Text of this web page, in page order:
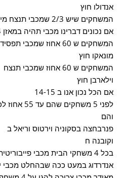
אנדולו חוץ
המשחקים שיש 2/3 שמכבי תנצח מילאנו בית
אם נכונים דברינו מכבי תהיה במאזן 13-14
המשחקים ש 60 אחוז שמכבי תפסיד
מונאקו חוץ
המשחקים ש 60 אחוז שמכבי תנצח
וילארבן חוץ
אם הכל נכון אנו ב 14-15
לפני 5 משחקים שהם עד 55 אחוז לכל צד
והם
פנרבחצה בסקוניה וירטוס וריאל ב
וקובנה ח
בכל 4 משחקי הבית מכבי
אנדרדוג במעט ככה שבהחלט מכבי